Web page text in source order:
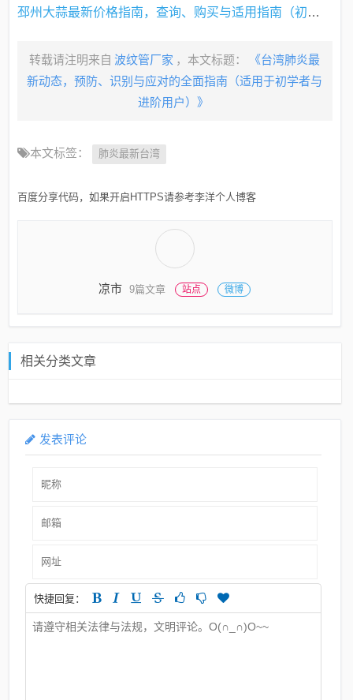
邳州大蒜最新价格指南，查询、购买与适用指南（初学者与进阶用户必备）
转载请注明来自 波纹管厂家 ，本文标题：
《台湾肺炎最
新动态，预防、识别与应对的全面指南（适用于初学者与
进阶用户）》
本文标签： 肺炎最新台湾
百度分享代码，如果开启HTTPS请参考李洋个人博客
凉市 9篇文章 站点 微博
相关分类文章
发表评论
快捷回复：